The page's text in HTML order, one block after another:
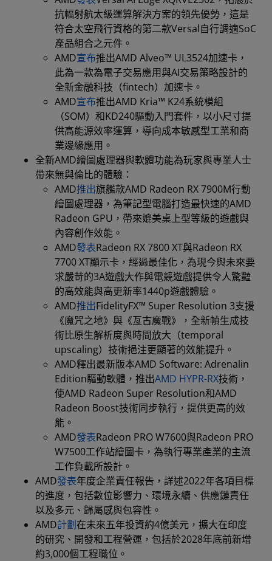
抗幅射航太級運算解決方案的領先優勢，這是
符合太空飛行資格的第二款Versal自行調適SoC
產品組合之元件。
AMD宣布推出AMD Alveo™ UL3524加速卡，
此為一款為電子交易應用與AI交易策略設計的
全新金融科技（fintech）加速卡。
AMD宣布推出AMD Kria™ K24系統模組
（SOM）和KD240驅動入門套件，以小尺寸提
供高能源效率運算，導向成本敏感型工業和商
業邊緣應用。
全新AMD繪圖處理器與軟體功能為玩家與專業人士
帶來無與倫比的體驗：
AMD推出旗艦款AMD Radeon RX 7900M行動
繪圖處理器，為筆記型電腦打造最快速的AMD
Radeon GPU，帶來媲美桌上型等級的遊戲與
內容創作效能。
AMD發表Radeon RX 7800 XT與Radeon RX
7700 XT顯示卡，經過最佳化，為現今與未來要
求嚴苛的3A遊戲大作與電競遊戲提供令人驚豔
的高效能與高更新率1440p遊戲體驗。
AMD推出FidelityFX™ Super Resolution 3支援
《魔咒之地》與《亙古魔戰》，全新幀生成技
術比原生解析度與時間放大（temporal
upscaling）技術挹注更顯著的效能提升。
AMD釋出最新版本AMD Software: Adrenalin
Edition驅動軟體，推出AMD HYPR-RX技術，
使AMD Radeon Super Resolution和AMD
Radeon Boost技術同步執行，提供更高的效
能。
AMD發表Radeon PRO W7600與Radeon PRO
W7500工作站繪圖卡，為執行專業產業的主流
工作負載所設計。
AMD發表年度企業責任報告，詳述2022年各項目標
的進度，包括數位影響力、環境永續、供應鏈責任
以及多元、歸屬感與包容性。
AMD計劃在未來五年投資約4億美元，擴大在印度
的研究、開發和工程營運，包括於2028年底前新增
約3,000個工程職位。